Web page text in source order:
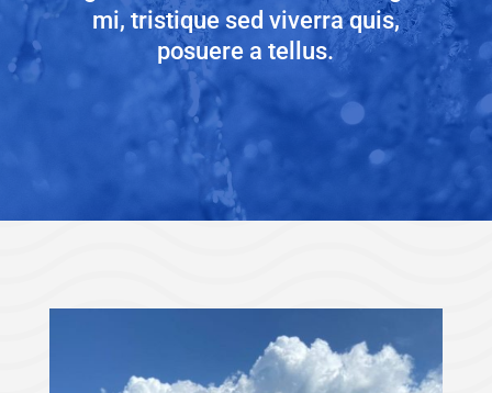
mi, tristique sed viverra quis,
posuere a tellus.